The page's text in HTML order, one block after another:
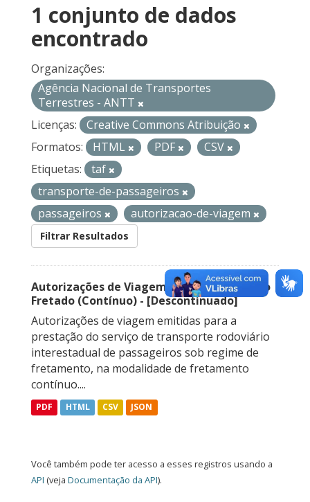
1 conjunto de dados
encontrado
Organizações:
Agência Nacional de Transportes
Terrestres - ANTT
Licenças:
Creative Commons Atribuição
Formatos:
HTML PDF
CSV
Etiquetas:
taf
transporte-de-passageiros
passageiros
autorizacao-de-viagem
Filtrar Resultados
Autorizações de Viagem Nacional – Serviço
Fretado (Contínuo) - [Descontinuado]
Autorizações de viagem emitidas para a
prestação do serviço de transporte rodoviário
interestadual de passageiros sob regime de
fretamento, na modalidade de fretamento
contínuo....
PDF HTML CSV JSON
Você também pode ter acesso a esses registros usando a
API (veja Documentação da API).